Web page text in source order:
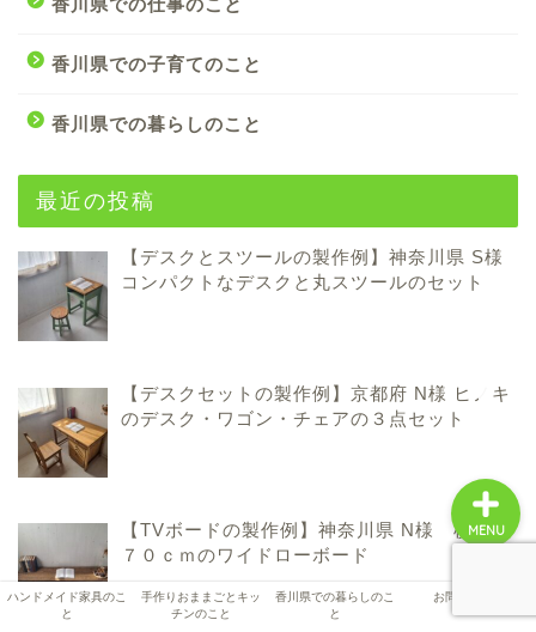
香川県での仕事のこと
香川県での子育てのこと
香川県での暮らしのこと
最近の投稿
【デスクとスツールの製作例】神奈川県 S様
コンパクトなデスクと丸スツールのセット
【デスクセットの製作例】京都府 N様 ヒノキ
のデスク・ワゴン・チェアの３点セット
【TVボードの製作例】神奈川県 N様 横幅１
７０ｃｍのワイドローボード
ハンドメイド家具のこ
と
手作りおままごとキッ
チンのこと
香川県での暮らしのこ
と
お問い合わせ
MENU
ハンドメイド家具のこと
ンのこと
お問い合わせ